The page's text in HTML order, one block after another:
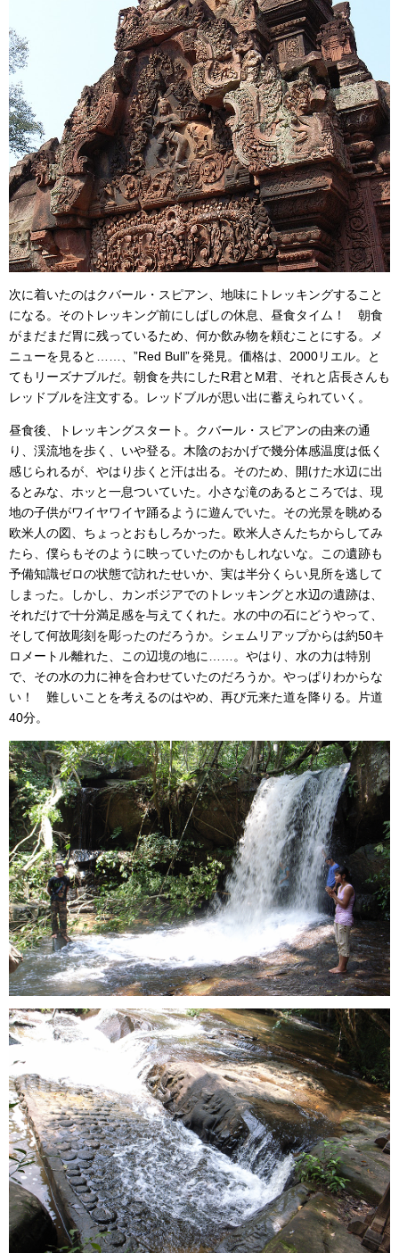
次に着いたのはクバール・スピアン、地味にトレッキングすること
になる。そのトレッキング前にしばしの休息、昼食タイム！ 朝食
がまだまだ胃に残っているため、何か飲み物を頼むことにする。メ
ニューを見ると……、”Red Bull”を発見。価格は、2000リエル。と
てもリーズナブルだ。朝食を共にしたR君とM君、それと店長さんも
レッドブルを注文する。レッドブルが思い出に蓄えられていく。
昼食後、トレッキングスタート。クバール・スピアンの由来の通
り、渓流地を歩く、いや登る。木陰のおかげで幾分体感温度は低く
感じられるが、やはり歩くと汗は出る。そのため、開けた水辺に出
るとみな、ホッと一息ついていた。小さな滝のあるところでは、現
地の子供がワイヤワイヤ踊るように遊んでいた。その光景を眺める
欧米人の図、ちょっとおもしろかった。欧米人さんたちからしてみ
たら、僕らもそのように映っていたのかもしれないな。この遺跡も
予備知識ゼロの状態で訪れたせいか、実は半分くらい見所を逃して
しまった。しかし、カンボジアでのトレッキングと水辺の遺跡は、
それだけで十分満足感を与えてくれた。水の中の石にどうやって、
そして何故彫刻を彫ったのだろうか。シェムリアップからは約50キ
ロメートル離れた、この辺境の地に……。やはり、水の力は特別
で、その水の力に神を合わせていたのだろうか。やっぱりわからな
い！ 難しいことを考えるのはやめ、再び元来た道を降りる。片道
40分。